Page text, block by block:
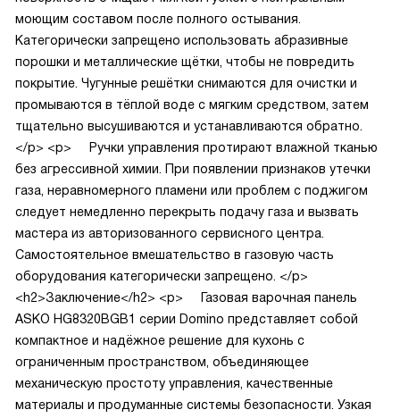
моющим составом после полного остывания.
Категорически запрещено использовать абразивные
порошки и металлические щётки, чтобы не повредить
покрытие. Чугунные решётки снимаются для очистки и
промываются в тёплой воде с мягким средством, затем
тщательно высушиваются и устанавливаются обратно.
</p> <p> Ручки управления протирают влажной тканью
без агрессивной химии. При появлении признаков утечки
газа, неравномерного пламени или проблем с поджигом
следует немедленно перекрыть подачу газа и вызвать
мастера из авторизованного сервисного центра.
Самостоятельное вмешательство в газовую часть
оборудования категорически запрещено. </p>
<h2>Заключение</h2> <p> Газовая варочная панель
ASKO HG8320BGB1 серии Domino представляет собой
компактное и надёжное решение для кухонь с
ограниченным пространством, объединяющее
механическую простоту управления, качественные
материалы и продуманные системы безопасности. Узкая